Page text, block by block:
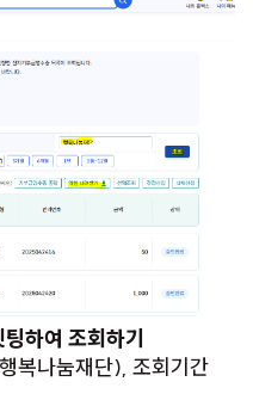
하여 조회하기
복나눔재단), 조회기간